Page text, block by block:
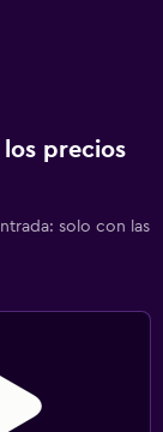
precios
solo con las